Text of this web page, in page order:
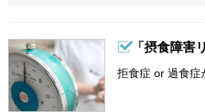
「摂食障害
拒食症 or 過食